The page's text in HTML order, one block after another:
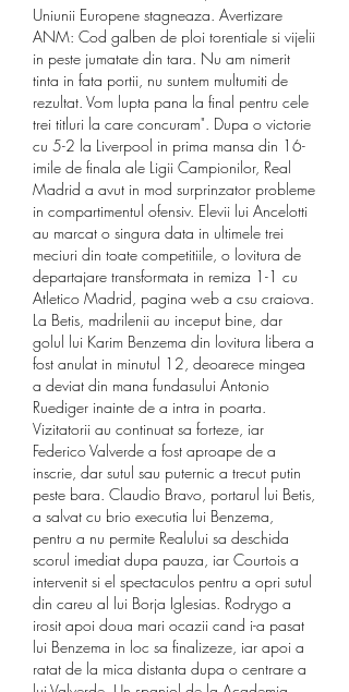
Uniunii Europene stagneaza. Avertizare
ANM: Cod galben de ploi torentiale si vijelii
in peste jumatate din tara. Nu am nimerit
tinta in fata portii, nu suntem multumiti de
rezultat. Vom lupta pana la final pentru cele
trei titluri la care concuram". Dupa o victorie
cu 5-2 la Liverpool in prima mansa din 16-
imile de finala ale Ligii Campionilor, Real
Madrid a avut in mod surprinzator probleme
in compartimentul ofensiv. Elevii lui Ancelotti
au marcat o singura data in ultimele trei
meciuri din toate competitiile, o lovitura de
departajare transformata in remiza 1-1 cu
Atletico Madrid, pagina web a csu craiova.
La Betis, madrilenii au inceput bine, dar
golul lui Karim Benzema din lovitura libera a
fost anulat in minutul 12, deoarece mingea
a deviat din mana fundasului Antonio
Ruediger inainte de a intra in poarta.
Vizitatorii au continuat sa forteze, iar
Federico Valverde a fost aproape de a
inscrie, dar sutul sau puternic a trecut putin
peste bara. Claudio Bravo, portarul lui Betis,
a salvat cu brio executia lui Benzema,
pentru a nu permite Realului sa deschida
scorul imediat dupa pauza, iar Courtois a
intervenit si el spectaculos pentru a opri sutul
din careu al lui Borja Iglesias. Rodrygo a
irosit apoi doua mari ocazii cand i-a pasat
lui Benzema in loc sa finalizeze, iar apoi a
ratat de la mica distanta dupa o centrare a